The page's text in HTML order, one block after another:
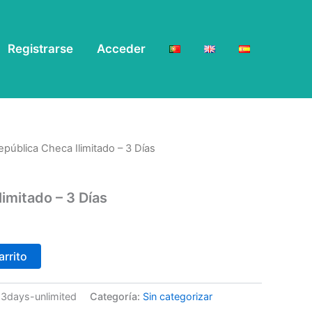
Registrarse Acceder
Checa Ilimitado – 3 Días
– 3 Días
unlimited Categoría: Sin categorizar